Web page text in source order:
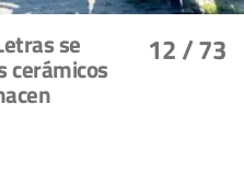
12/ 73
se
cerámicos